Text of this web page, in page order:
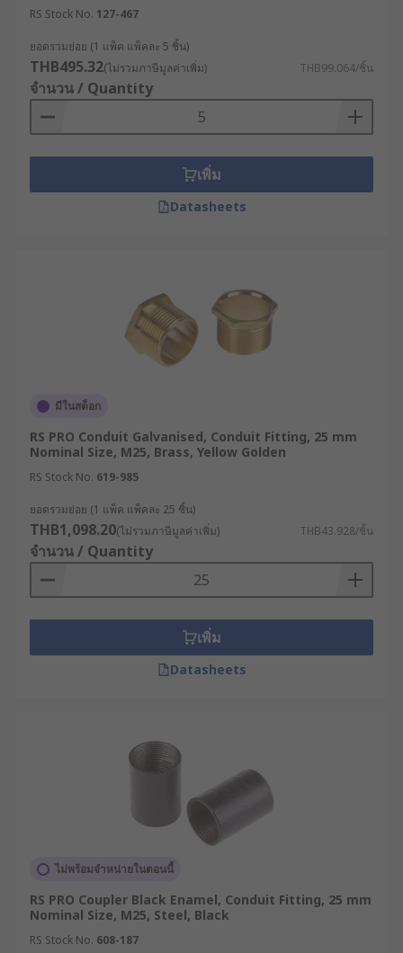
อุปกรณ์ท่อร้อยสายไฟ : เป็นท่อที่ใช้สำหรับร้อย
สายไฟผ่าน มีทั้งแบบท่อ PVC และท่อโลหะ
กล่องพักสาย : ใช้สำหรับเป็นจุดเชื่อมต่อหรือแยก
สายไฟ
ตัวต่อสายไฟ 3 ทาง : หรือข้อต่อสายไฟ 3 ทาง ใช้
คอนเนคเตอร์ PVC : ใช้สำหรับเชื่อมต่อท่อร้อย
สายไฟแบบ PVC เข้าด้วยกัน
ประโยชน์ของข้อต่อท่อร้อย
ป้องกันสายไฟจากความเสียหายและลดความ
เติมหรือเปลี่ยนแปลงระบบสายไฟทำได้ง่ายขึ้น
จัดระเบียบการเดินสายไฟให้เป็นระเบียบ ไม่รก
ช่วยปกป้องสายไฟจากความชื้น ฝุ่น และสิ่ง
แวดล้อมที่เป็นอันตราย
ลดการสึกหรอและความเสียหายของสายไฟ
ทำให้ใช้งานได้ยาวนานขึ้น
ประเภทของข้อต่อท่อร้อยสาย
ไฟ
ข้อต่อตรง : ใช้เชื่อมต่อท่อในแนวตรง เหมาะ
สำหรับการต่อท่อให้ยาวขึ้น
ข้อต่อฉาก : ใช้เปลี่ยนทิศทางการเดินท่อแบบ 90
ข้อต่อลดขนาด : ใช้เชื่อมต่อท่อที่มีขนาดต่างกัน
ข้อต่อยืดหยุ่น : ใช้ในพื้นที่ที่ต้องการความยืดหยุ่น
สูง เช่น บริเวณที่มีการสั่นสะเทือน
RS Stock No. 127-467
ยอดรวมย่อย (1 แพ็ค แพ็คละ 5 ชิ้น)
THB495.32(ไม่รวมภาษีมูลค่าเพิ่ม) THB99.064/ชิ้น
จำนวน / Quantity
เพิ่ม
Datasheets
มีในสต็อก
RS PRO Conduit Galvanised, Conduit Fitting, 25 mm
Nominal Size, M25, Brass, Yellow Golden
RS Stock No. 619-985
ยอดรวมย่อย (1 แพ็ค แพ็คละ 25 ชิ้น)
THB1,098.20(ไม่รวมภาษีมูลค่าเพิ่ม) THB43.928/ชิ้น
จำนวน / Quantity
เพิ่ม
Datasheets
ไม่พร้อมจำหน่ายในตอนนี้
RS PRO Coupler Black Enamel, Conduit Fitting, 25 mm
Nominal Size, M25, Steel, Black
RS Stock No. 608-187